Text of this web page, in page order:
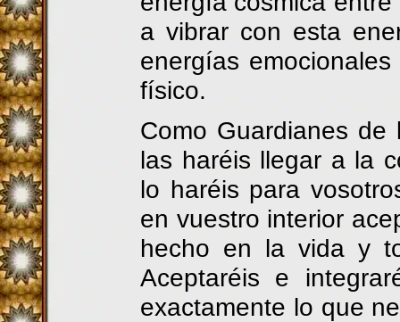
a vibrar con esta
energías
físico.
Como Guardianes
las haréis llegar a la
lo haréis para
en vuestro interior
hecho en la vida y
Aceptaréis e
exactamente lo que